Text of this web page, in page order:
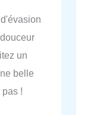
un
belle
!